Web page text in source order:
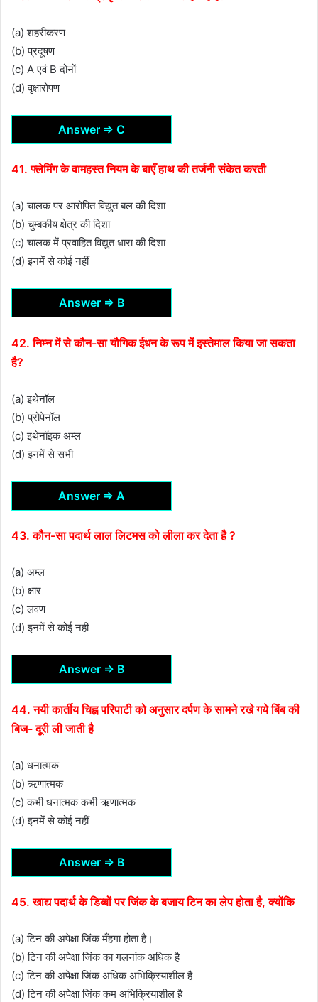
(a) शहरीकरण
(b) प्रदूषण
(c) A एवं B दोनों
(d) वृक्षारोपण
Answer ⇒ C
41. फ्लेमिंग के वामहस्त नियम के बाएँ हाथ की तर्जनी संकेत करती
(a) चालक पर आरोपित विद्युत बल की दिशा
(b) चुम्बकीय क्षेत्र की दिशा
(c) चालक में प्रवाहित विद्युत धारा की दिशा
(d) इनमें से कोई नहीं
Answer ⇒ B
42. निम्न में से कौन-सा यौगिक ईधन के रूप में इस्तेमाल किया जा सकता
है?
(a) इथेनॉल
(b) प्रोपेनॉल
(c) इथेनॉइक अम्ल
(d) इनमें से सभी
Answer ⇒ A
43. कौन-सा पदार्थ लाल लिटमस को लीला कर देता है ?
(a) अम्ल
(b) क्षार
(c) लवण
(d) इनमें से कोई नहीं
Answer ⇒ B
44. नयी कार्तीय चिह्न परिपाटी को अनुसार दर्पण के सामने रखे गये बिंब की
बिज- दूरी ली जाती है
(a) धनात्मक
(b) ऋणात्मक
(c) कभी धनात्मक कभी ऋणात्मक
(d) इनमें से कोई नहीं
Answer ⇒ B
45. खाद्य पदार्थ के डिब्बों पर जिंक के बजाय टिन का लेप होता है, क्योंकि
(a) टिन की अपेक्षा जिंक मँहगा होता है।
(b) टिन की अपेक्षा जिंक का गलनांक अधिक है
(c) टिन की अपेक्षा जिंक अधिक अभिक्रियाशील है
(d) टिन की अपेक्षा जिंक कम अभिक्रियाशील है